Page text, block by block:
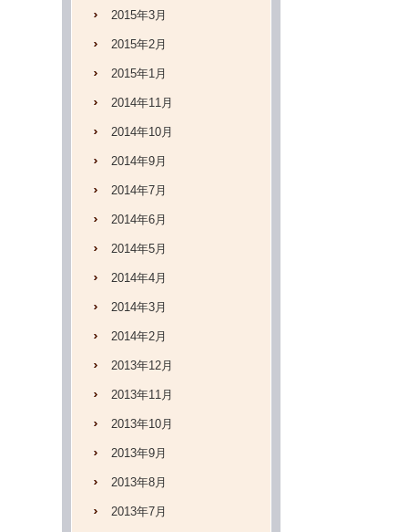
2015年3月
2015年2月
2015年1月
2014年11月
2014年10月
2014年9月
2014年7月
2014年6月
2014年5月
2014年4月
2014年3月
2014年2月
2013年12月
2013年11月
2013年10月
2013年9月
2013年8月
2013年7月